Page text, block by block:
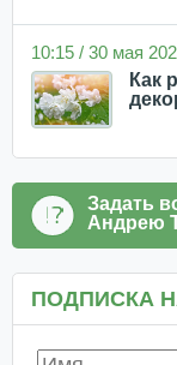
10:15 / 30 мая
Как
Задать
Андрею
ПОДПИСКА